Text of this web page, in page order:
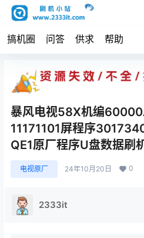
搞机圈 问答 供求 帮助
暴风电视58X机编
11171101屏程序
QE1原厂程序U盘数据刷
电视原厂 24年10月20日 0
2333it